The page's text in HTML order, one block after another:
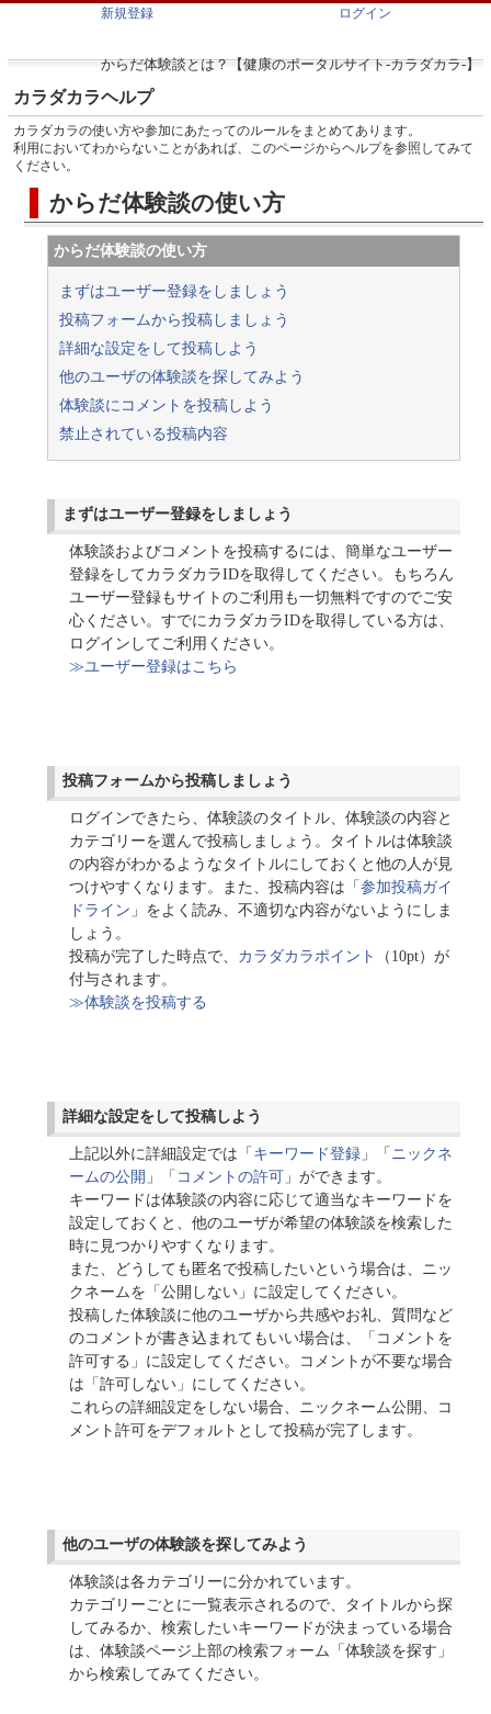
新規登録 ログイン
からだ体験談とは？【健康のポータルサイト-カラダカラ-】
カラダカラヘルプ
カラダカラの使い方や参加にあたってのルールをまとめてあります。
利用においてわからないことがあれば、このページからヘルプを参照してみて
ください。
からだ体験談の使い方
からだ体験談の使い方
まずはユーザー登録をしましょう
投稿フォームから投稿しましょう
詳細な設定をして投稿しよう
他のユーザの体験談を探してみよう
体験談にコメントを投稿しよう
禁止されている投稿内容
まずはユーザー登録をしましょう
体験談およびコメントを投稿するには、簡単なユーザー
登録をしてカラダカラIDを取得してください。もちろん
ユーザー登録もサイトのご利用も一切無料ですのでご安
心ください。すでにカラダカラIDを取得している方は、
ログインしてご利用ください。
≫ユーザー登録はこちら
投稿フォームから投稿しましょう
ログインできたら、体験談のタイトル、体験談の内容と
カテゴリーを選んで投稿しましょう。タイトルは体験談
の内容がわかるようなタイトルにしておくと他の人が見
つけやすくなります。また、投稿内容は「 参加投稿ガイ
ドライン 」をよく読み、不適切な内容がないようにしま
しょう。
投稿が完了した時点で、 カラダカラポイント
（10pt）が
付与されます。
≫体験談を投稿する
詳細な設定をして投稿しよう
上記以外に詳細設定では「 キーワード登録」「 ニックネ
ームの公開 」「 コメントの許可 」ができます。
キーワードは体験談の内容に応じて適当なキーワードを
設定しておくと、他のユーザが希望の体験談を検索した
時に見つかりやすくなります。
また、どうしても匿名で投稿したいという場合は、ニッ
クネームを「公開しない」に設定してください。
投稿した体験談に他のユーザから共感やお礼、質問など
のコメントが書き込まれてもいい場合は、「コメントを
許可する」に設定してください。コメントが不要な場合
は「許可しない」にしてください。
これらの詳細設定をしない場合、ニックネーム公開、コ
メント許可をデフォルトとして投稿が完了します。
他のユーザの体験談を探してみよう
体験談は各カテゴリーに分かれています。
カテゴリーごとに一覧表示されるので、タイトルから探
してみるか、検索したいキーワードが決まっている場合
は、体験談ページ上部の検索フォーム「体験談を探す」
から検索してみてください。